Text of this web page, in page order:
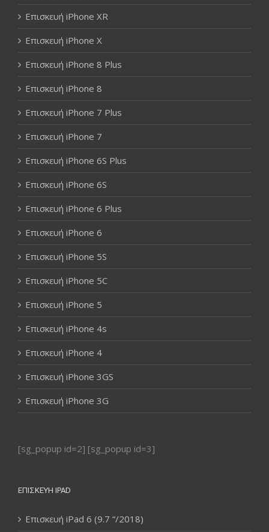
Επισκευή iPhone XR
Επισκευή iPhone X
Επισκευή iPhone 8 Plus
Επισκευή iPhone 8
Επισκευή iPhone 7 Plus
Επισκευή iPhone 7
Επισκευή iPhone 6S Plus
Επισκευή iPhone 6S
Επισκευή iPhone 6 Plus
Επισκευή iPhone 6
Επισκευή iPhone 5S
Επισκευή iPhone 5C
Επισκευή iPhone 5
Επισκευή iPhone 4s
Επισκευή iPhone 4
Επισκευή iPhone 3GS
Επισκευή iPhone 3G
[sg_popup id=2] [sg_popup id=3]
ΕΠΙΣΚΕΥΉ IPAD
Επισκευή iPad 6 (9.7 “/2018)